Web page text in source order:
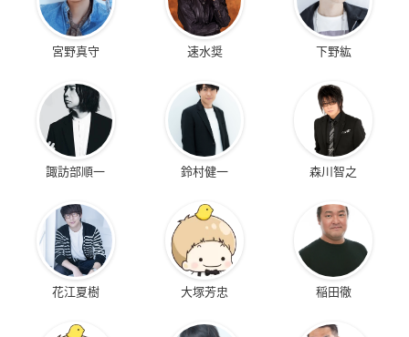
宮野真守 速水奨 下野紘
諏訪部順一 鈴村健一 森川智之
花江夏樹 大塚芳忠 稲田徹